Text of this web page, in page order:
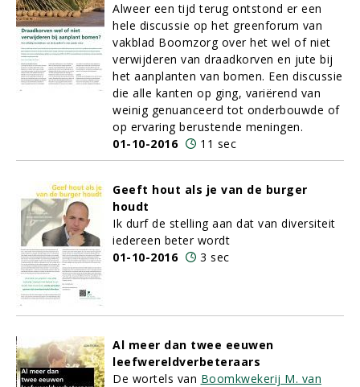
Alweer een tijd terug ontstond er een
hele discussie op het greenforum van
vakblad Boomzorg over het wel of niet
verwijderen van draadkorven en jute bij
het aanplanten van bomen. Een discussie
die alle kanten op ging, variërend van
weinig genuanceerd tot onderbouwde of
op ervaring berustende meningen.
01-10-2016
11 sec
Geeft hout als je van de burger
houdt
Ik durf de stelling aan dat van diversiteit
iedereen beter wordt
01-10-2016
3 sec
Al meer dan twee eeuwen
leefwereldverbeteraars
De wortels van Boomkwekerij M. van